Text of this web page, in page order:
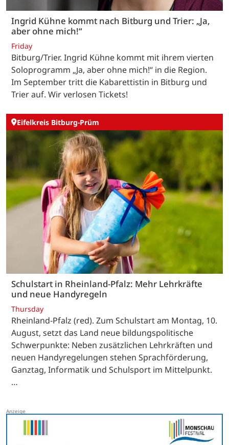
Ingrid Kühne kommt nach Bitburg und Trier: „Ja,
aber ohne mich!“
Friday
Bitburg/Trier. Ingrid Kühne kommt mit ihrem vierten
Soloprogramm „Ja, aber ohne mich!“ in die Region.
Im September tritt die Kabarettistin in Bitburg und
Trier auf. Wir verlosen Tickets!
Eifelkreis Bitburg-Prüm
Schulstart in Rheinland-Pfalz: Mehr Lehrkräfte
und neue Handyregeln
Thursday
Rheinland-Pfalz (red). Zum Schulstart am Montag, 10.
August, setzt das Land neue bildungspolitische
Schwerpunkte: Neben zusätzlichen Lehrkräften und
neuen Handyregelungen stehen Sprachförderung,
Ganztag, Informatik und Schulsport im Mittelpunkt.
…